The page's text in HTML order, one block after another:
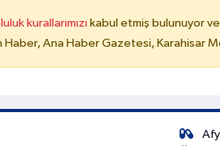
kurallarımızı kabul etmiş bulunuyor
Haber, Ana Haber Gazetesi, Karahisar